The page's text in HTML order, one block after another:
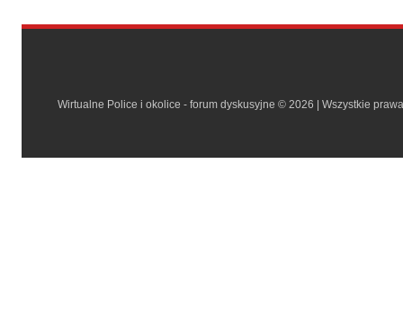
Wirtualne Police i okolice - forum dyskusyjne © 2026 | Wszystkie